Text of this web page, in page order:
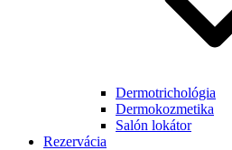
Dermotrichológia
Dermokozmetika
Salón lokátor
Rezervácia